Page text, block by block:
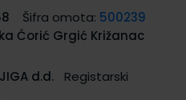
Šifra omota: 500239
Ćorić Grgić Križanac
d.d.
Registarski